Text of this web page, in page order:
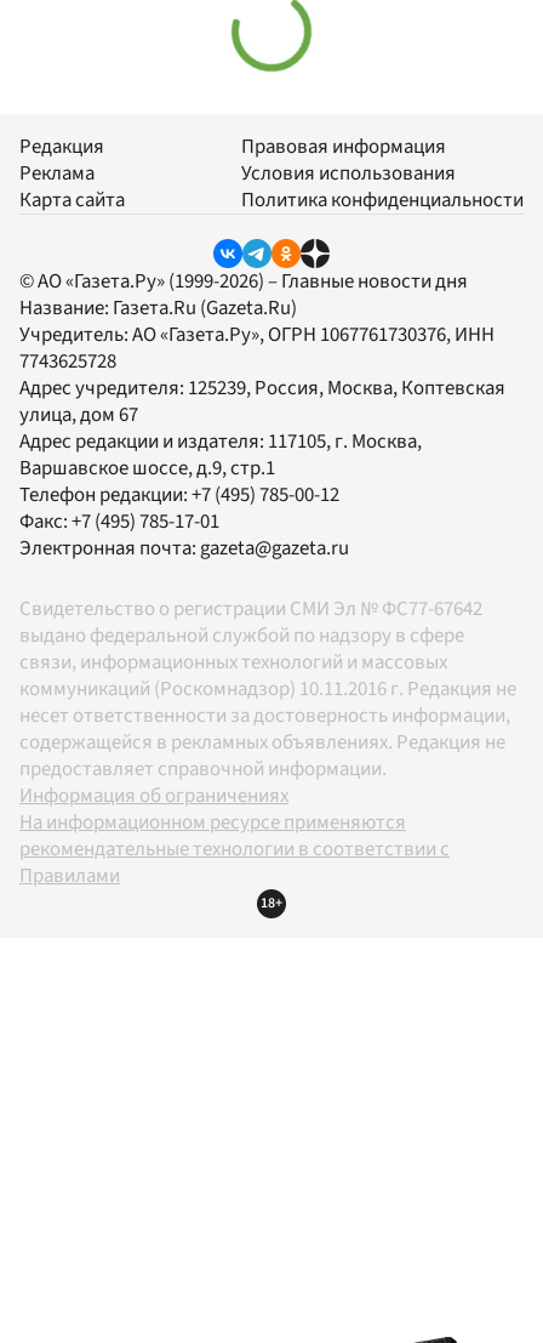
Редакция
Реклама
Карта сайта
Правовая информация
Условия использования
Политика конфиденциальности
© АО «Газета.Ру» (1999-2026) – Главные новости дня
Название: Газета.Ru (Gazeta.Ru)
Учредитель:АО «Газета.Ру», ОГРН 1067761730376, ИНН
7743625728
Адрес учредителя: 125239, Россия, Москва, Коптевская
улица, дом 67
Адрес редакции и издателя: 117105, г. Москва,
Варшавское шоссе, д.9, стр.1
Телефон редакции:+7 (495) 785-00-12
Факс:+7 (495) 785-17-01
Электронная почта: gazeta@gazeta.ru
Свидетельство о регистрации СМИ Эл № ФС77-67642
выдано федеральной службой по надзору в сфере
связи, информационных технологий и массовых
коммуникаций (Роскомнадзор) 10.11.2016 г. Редакция не
несет ответственности за достоверность информации,
содержащейся в рекламных объявлениях. Редакция не
предоставляет справочной информации.
Информация об ограничениях
На информационном ресурсе применяются
рекомендательные технологии в соответствии с
Правилами
18+